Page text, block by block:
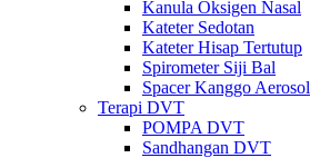
Kanula Oksigen Nasal
Kateter Sedotan
Kateter Hisap Tertutup
Spirometer Siji Bal
Spacer Kanggo Aerosol
Terapi DVT
POMPA DVT
Sandhangan DVT